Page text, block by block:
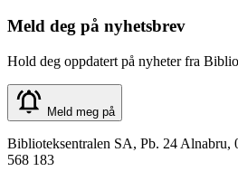
Meld deg på nyhetsbrev
Hold deg oppdatert på nyheter fra
Meld meg på
Biblioteksentralen SA, Pb. 24 Alnabru,
568 183